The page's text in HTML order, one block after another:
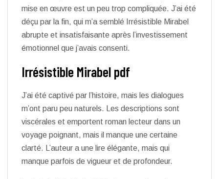
mise en œuvre est un peu trop compliquée. J’ai été
déçu par la fin, qui m’a semblé Irrésistible Mirabel
abrupte et insatisfaisante après l’investissement
émotionnel que j’avais consenti.
Irrésistible Mirabel pdf
J’ai été captivé par l’histoire, mais les dialogues
m’ont paru peu naturels. Les descriptions sont
viscérales et emportent roman lecteur dans un
voyage poignant, mais il manque une certaine
clarté. L’auteur a une lire élégante, mais qui
manque parfois de vigueur et de profondeur.